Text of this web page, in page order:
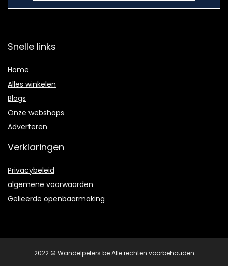
Snelle links
Home
Alles winkelen
Blogs
Onze webshops
Adverteren
Verklaringen
Privacybeleid
algemene voorwaarden
Gelieerde openbaarmaking
2022 © Wandelpeters.be Alle rechten voorbehouden